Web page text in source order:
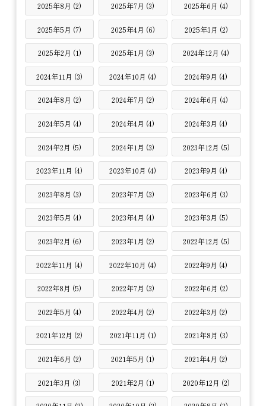
2025年8月 (2) 2025年7月 (3) 2025年6月 (4)
2025年5月 (7) 2025年4月 (6) 2025年3月 (2)
2025年2月 (1) 2025年1月 (3) 2024年12月 (4)
2024年11月 (3) 2024年10月 (4) 2024年9月 (4)
2024年8月 (2) 2024年7月 (2) 2024年6月 (4)
2024年5月 (4) 2024年4月 (4) 2024年3月 (4)
2024年2月 (5) 2024年1月 (3) 2023年12月 (5)
2023年11月 (4) 2023年10月 (4) 2023年9月 (4)
2023年8月 (3) 2023年7月 (3) 2023年6月 (3)
2023年5月 (4) 2023年4月 (4) 2023年3月 (5)
2023年2月 (6) 2023年1月 (2) 2022年12月 (5)
2022年11月 (4) 2022年10月 (4) 2022年9月 (4)
2022年8月 (5) 2022年7月 (3) 2022年6月 (2)
2022年5月 (4) 2022年4月 (2) 2022年3月 (2)
2021年12月 (2) 2021年11月 (1) 2021年8月 (3)
2021年6月 (2) 2021年5月 (1) 2021年4月 (2)
2021年3月 (3) 2021年2月 (1) 2020年12月 (2)